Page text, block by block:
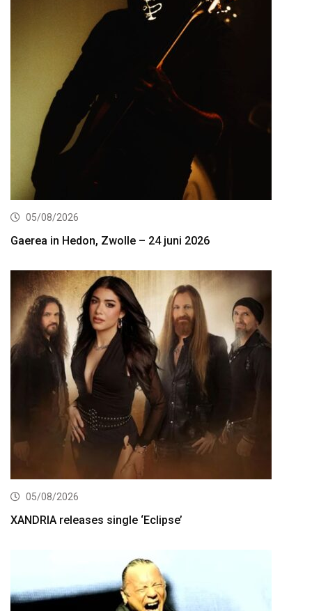
05/08/2026
Gaerea in Hedon, Zwolle – 24 juni 2026
05/08/2026
XANDRIA releases single ‘Eclipse’